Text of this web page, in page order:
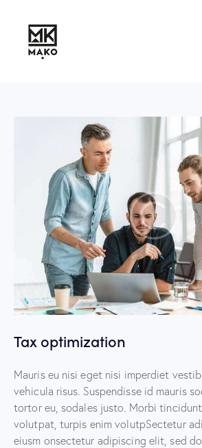
Tax optimization
Mauris eu nisi eget nisi imperdiet
vehicula risus. Suspendisse id mauris
tortor eu, sodales justo. Morbi
volutpat, turpis enim volutpSectetur
eiusm onsectetur adipiscing elit, sed